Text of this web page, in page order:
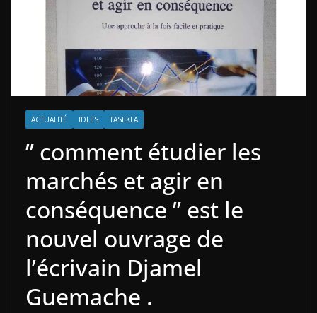
ACTUALITÉ IDLES TASEKLA
” comment étudier les
marchés et agir en
conséquence ” est le
nouvel ouvrage de
l’écrivain Djamel
Guemache .